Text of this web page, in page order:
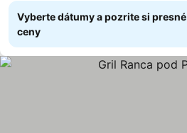
Vyberte dátumy a pozrite si presné
ceny